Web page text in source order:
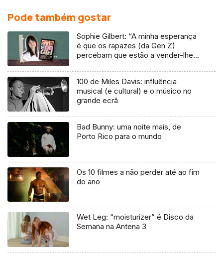
Pode também gostar
Sophie Gilbert: “A minha esperança
é que os rapazes (da Gen Z)
percebam que estão a vender-lhes
100 de Miles Davis: influência
musical (e cultural) e o músico no
grande ecrã
Bad Bunny: uma noite mais, de
Porto Rico para o mundo
Os 10 filmes a não perder até ao fim
do ano
Wet Leg: “moisturizer” é Disco da
Semana na Antena 3